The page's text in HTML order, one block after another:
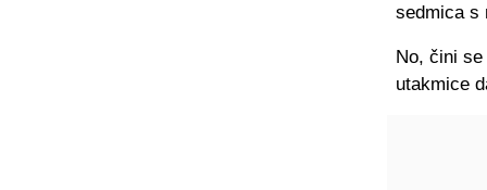
sedmica s
No, čini
utakmice